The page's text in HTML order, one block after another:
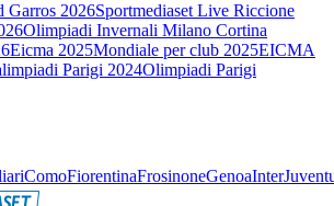
Garros 2026Sportmediaset Live Riccione
Olimpiadi Invernali Milano Cortina
Eicma 2025Mondiale per club 2025EICMA
Parigi 2024Olimpiadi Parigi
ComoFiorentinaFrosinoneGenoaInter